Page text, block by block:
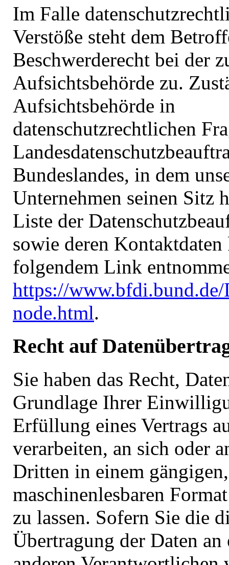
Im Falle
Verstöße steht dem
Beschwerderecht bei der
Aufsichtsbehörde zu.
Aufsichtsbehörde in
datenschutzrechtlichen
Bundeslandes, in dem
Unternehmen seinen Sitz
Liste der
sowie deren Kontaktdaten
folgendem Link
https://
node.html.
Recht auf
Sie haben das Recht,
Grundlage Ihrer
Erfüllung eines Vertrags
verarbeiten, an sich oder
Dritten in einem gängigen,
maschinenlesbaren
zu lassen. Sofern Sie die
Übertragung der Daten an